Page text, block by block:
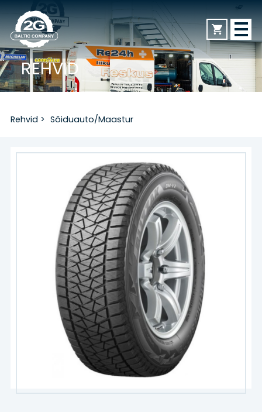
REHVID
Sõiduauto/Maastur
Veoauto
Mootorratas
Kaubik
Agro/tööstus
Veljed
VELJED
Rehvid > Sõiduauto/Maastur